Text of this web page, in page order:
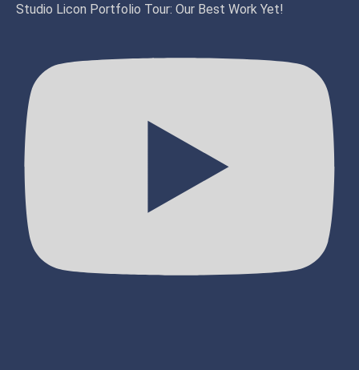
Studio Licon Portfolio Tour: Our Best Work Yet!